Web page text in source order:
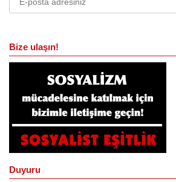
Bize ulaşın!
Duyuru